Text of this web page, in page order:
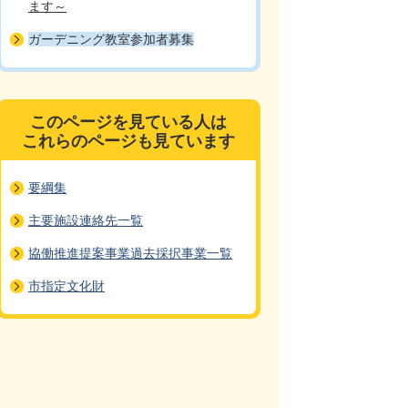
ます～
ガーデニング教室参加者募集
このページを見ている人は
これらのページも見ています
要綱集
主要施設連絡先一覧
協働推進提案事業過去採択事業一覧
市指定文化財